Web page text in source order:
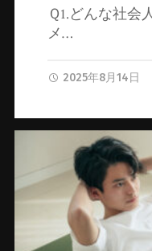
Ｑ1.どんな社会
メ…
2025年8月14日